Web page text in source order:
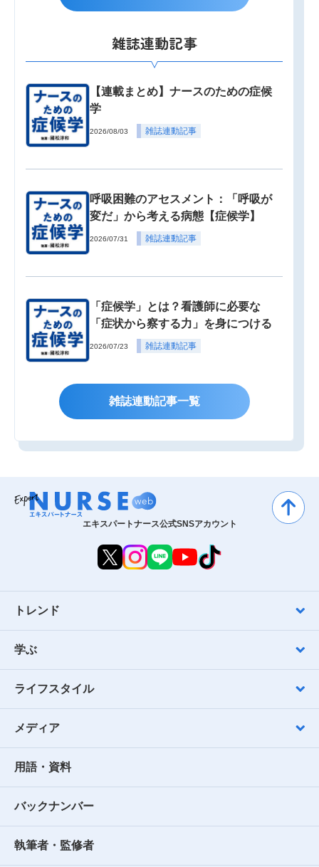
雑誌連動記事
【連載まとめ】ナースのための症候
学
2026/08/03 雑誌連動記事
呼吸困難のアセスメント：「呼吸が
変だ」から考える病態【症候学】
2026/07/31 雑誌連動記事
「症候学」とは？看護師に必要な
「症状から察する力」を身につける
2026/07/23 雑誌連動記事
雑誌連動記事一覧
エキスパートナース公式SNSアカウント
トレンド
学ぶ
ライフスタイル
メディア
用語・資料
バックナンバー
執筆者・監修者